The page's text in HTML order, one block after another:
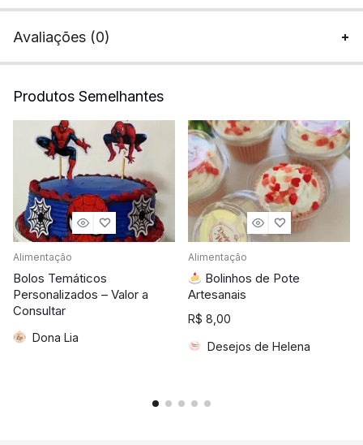
Avaliações (0)
Produtos Semelhantes
Alimentação
Bolos Temáticos
Personalizados – Valor a
Consultar
Dona Lia
Alimentação
Bolinhos de Pote
Artesanais
R$ 8,00
Desejos de Helena